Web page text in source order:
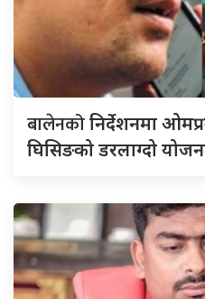
बालेनकोनिर्देशनमा
घिसिङको डरलाग्दो